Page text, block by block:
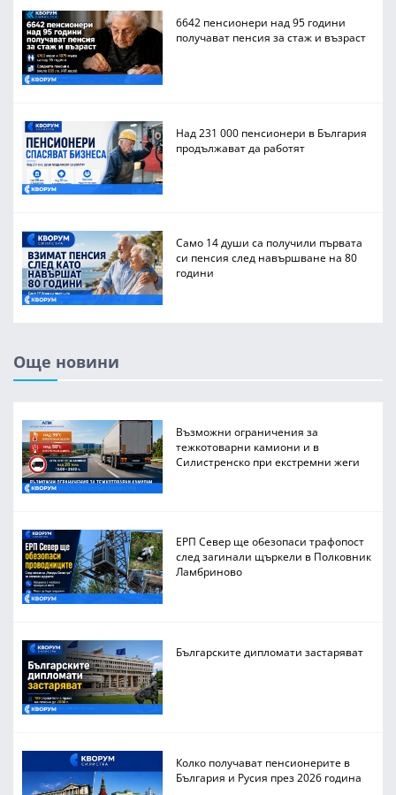
6642 пенсионери над 95 години
получават пенсия за стаж и възраст
Над 231 000 пенсионери в България
продължават да работят
Само 14 души са получили първата
си пенсия след навършване на 80
години
Още новини
Възможни ограничения за
тежкотоварни камиони и в
Силистренско при екстремни жеги
ЕРП Север ще обезопаси трафопост
след загинали щъркели в Полковник
Ламбриново
Българските дипломати застаряват
Колко получават пенсионерите в
България и Русия през 2026 година